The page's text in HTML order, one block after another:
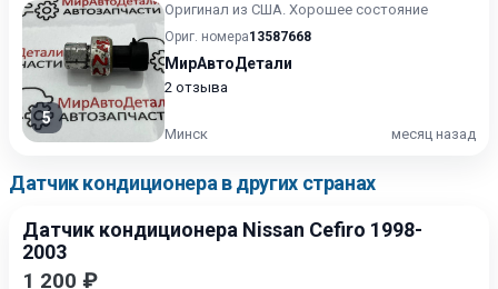
5
Оригинал из США. Хорошее состояние
Ориг. номера13587668
МирАвтоДетали
2 отзыва
Минск месяц назад
Датчик кондиционера в других странах
Датчик кондиционера Nissan Cefiro 1998-
2003
1 200 ₽